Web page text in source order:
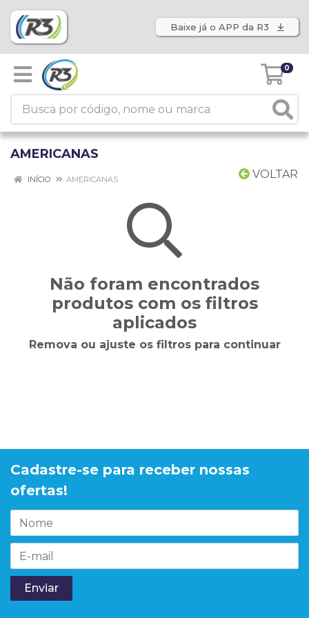
Baixe já o APP da R3
0
AMERICANAS
VOLTAR
INÍCIO AMERICANAS
Não foram encontrados
produtos com os filtros
aplicados
Remova ou ajuste os filtros para continuar
Cadastre-se para receber nossas
ofertas!